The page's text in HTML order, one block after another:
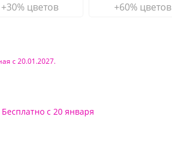
+30% цветов +60% цветов
с 20.01.2027.
Бесплатно с 20 января